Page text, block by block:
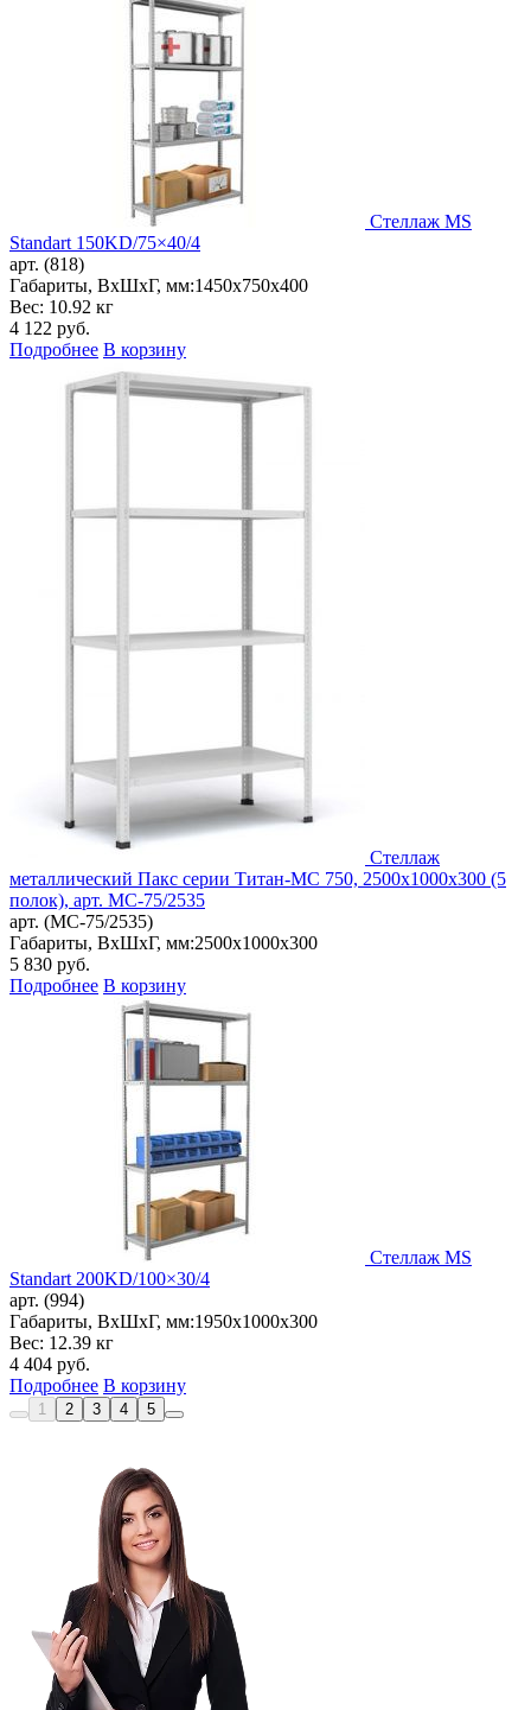
Стеллаж MS
Standart 150KD/75×40/4
арт. (818)
Габариты, ВxШxГ, мм:1450x750x400
Вес: 10.92 кг
4 122 руб.
Подробнее В корзину
Стеллаж
металлический Пакс серии Титан-МС 750, 2500x1000x300 (5
полок), арт. МС-75/2535
арт. (МС-75/2535)
Габариты, ВxШxГ, мм:2500x1000x300
5 830 руб.
Подробнее В корзину
Стеллаж MS
Standart 200KD/100×30/4
арт. (994)
Габариты, ВxШxГ, мм:1950x1000x300
Вес: 12.39 кг
4 404 руб.
Подробнее В корзину
1 2 3 4 5